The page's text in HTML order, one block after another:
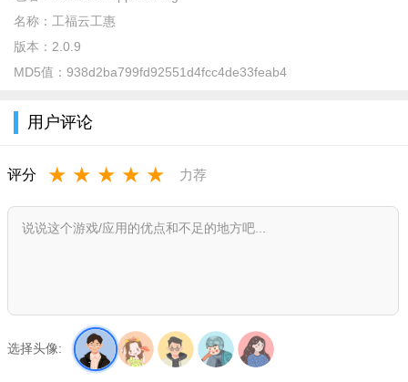
服务延伸到移动端，更贴近职工生活
促进工会工作转型
一站式福利发放
会费缴纳、学习园地、发票验真、建言献策
问卷调查、单身联谊、疗休养、报销
工会动态、会员中心、关爱慰问、活动信息
名称： 工福云工惠
版本： 2.0.9
MD5值： 938d2ba799fd92551d4fcc4de33feab4
用户评论
评分 ★ ★ ★ ★ ★ 力荐
选择头像: